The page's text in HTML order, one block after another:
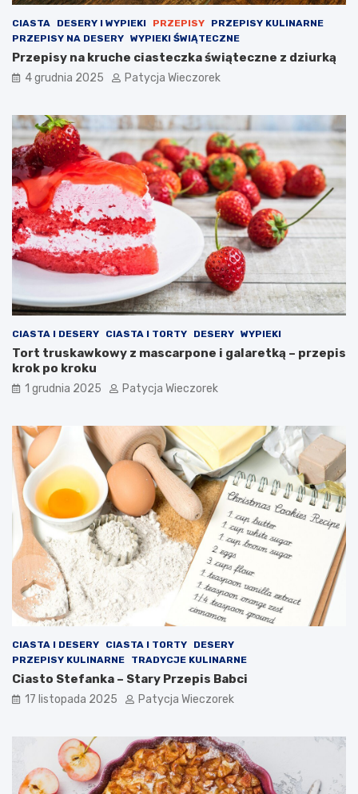
CIASTA DESERY I WYPIEKI PRZEPISY
PRZEPISY KULINARNE
PRZEPISY NA DESERY WYPIEKI ŚWIĄTECZNE
Przepisy na kruche ciasteczka świąteczne z dziurką
4 grudnia 2025 Patycja Wieczorek
CIASTA I DESERY CIASTA I TORTY DESERY WYPIEKI
Tort truskawkowy z mascarpone i galaretką – przepis
krok po kroku
1 grudnia 2025 Patycja Wieczorek
CIASTA I DESERY CIASTA I TORTY
DESERY
PRZEPISY KULINARNE
TRADYCJE KULINARNE
Ciasto Stefanka – Stary Przepis Babci
17 listopada 2025 Patycja Wieczorek